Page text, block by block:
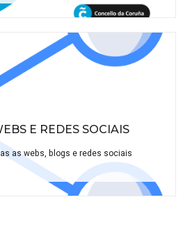
E REDES SOCIAIS
as webs, blogs e redes sociais